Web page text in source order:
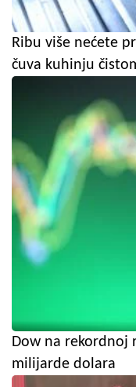
Ribu više nećete
čuva kuhinju
Dow na rekordnoj
milijarde dolara